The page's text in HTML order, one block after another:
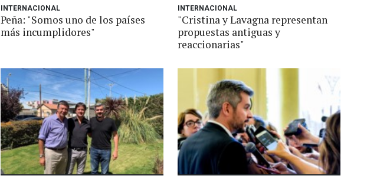
INTERNACIONAL
Peña: "Somos uno de los países
más incumplidores"
INTERNACIONAL
"Cristina y Lavagna representan
propuestas antiguas y
reaccionarias"